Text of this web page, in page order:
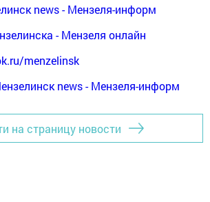
news - Мензеля-информ
- Мензеля онлайн
menzelinsk
news - Мензеля-информ
на страницу новости